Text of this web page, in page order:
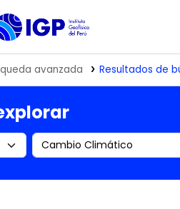
IGP
avanzada Resultados de
Buscar en el